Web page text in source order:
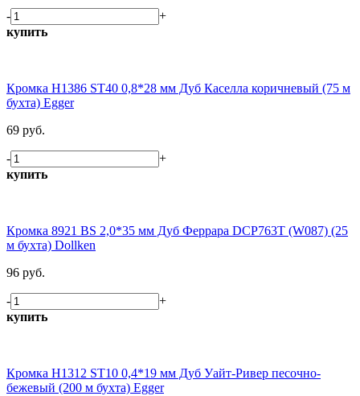
-
+
купить
Кромка H1386 ST40 0,8*28 мм Дуб Каселла коричневый (75 м
бухта) Egger
69 руб.
-
+
купить
Кромка 8921 BS 2,0*35 мм Дуб Феррара DCP763T (W087) (25
м бухта) Dollken
96 руб.
-
+
купить
Кромка H1312 ST10 0,4*19 мм Дуб Уайт-Ривер песочно-
бежевый (200 м бухта) Egger